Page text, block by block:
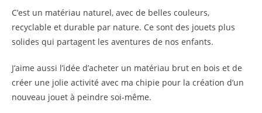
C’est un matériau naturel, avec de belles couleurs,
recyclable et durable par nature. Ce sont des jouets plus
solides qui partagent les aventures de nos enfants.
J’aime aussi l’idée d’acheter un matériau brut en bois et de
créer une jolie activité avec ma chipie pour la création d’un
nouveau jouet à peindre soi-même.